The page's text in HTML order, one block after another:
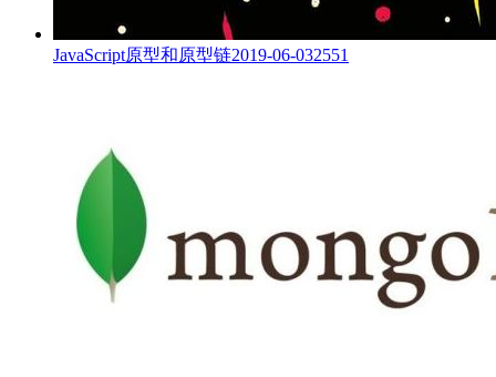
JavaScript原型和原型链2019-06-032551